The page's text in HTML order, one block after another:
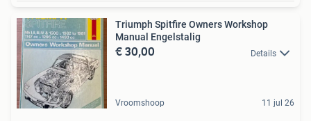
Triumph Spitfire Owners Workshop
Manual Engelstalig
€ 30,00 Details
Vroomshoop 11 jul 26